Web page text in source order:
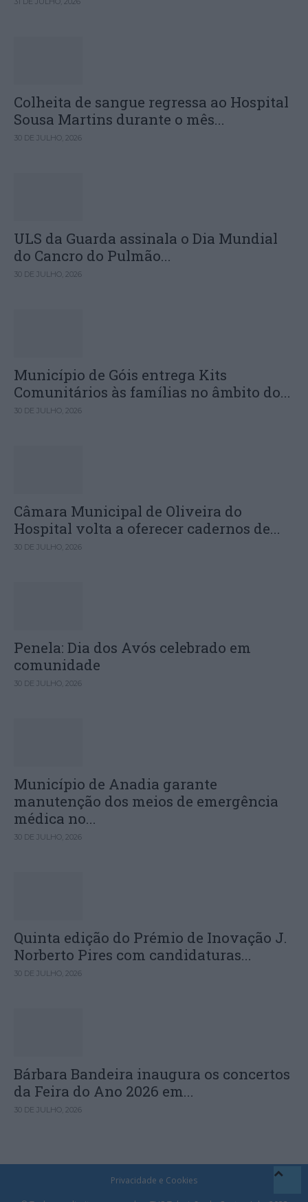
Colheita de sangue regressa ao Hospital
Sousa Martins durante o mês...
30 DE JULHO, 2026
ULS da Guarda assinala o Dia Mundial
do Cancro do Pulmão...
30 DE JULHO, 2026
Município de Góis entrega Kits
Comunitários às famílias no âmbito do...
30 DE JULHO, 2026
Câmara Municipal de Oliveira do
Hospital volta a oferecer cadernos de...
30 DE JULHO, 2026
Penela: Dia dos Avós celebrado em
comunidade
30 DE JULHO, 2026
Município de Anadia garante
manutenção dos meios de emergência
médica no...
30 DE JULHO, 2026
Quinta edição do Prémio de Inovação J.
Norberto Pires com candidaturas...
30 DE JULHO, 2026
Bárbara Bandeira inaugura os concertos
da Feira do Ano 2026 em...
30 DE JULHO, 2026
Privacidade e Cookies